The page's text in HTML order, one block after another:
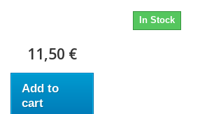
In Stock
11,50 €
Add to
cart